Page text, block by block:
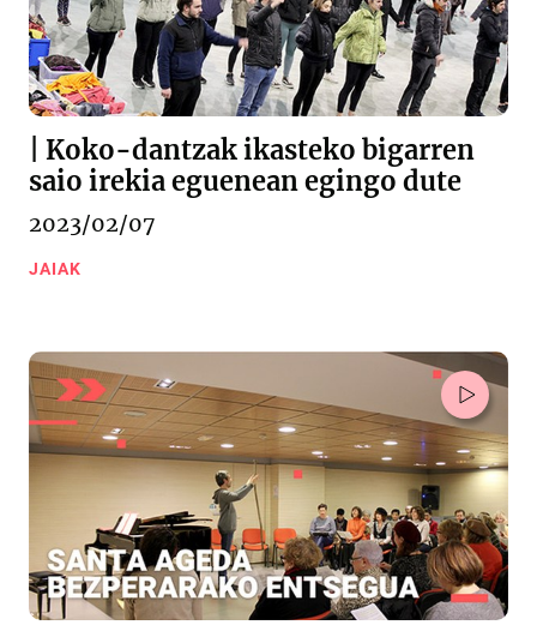
| Koko-dantzak ikasteko bigarren
saio irekia eguenean egingo dute
2023/02/07
JAIAK